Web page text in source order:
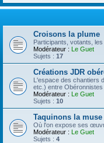
Croisons la plume
Participants, votants,
Modérateur : Le Guet
Sujets : 17
Créations JDR
L'espace des chantiers
etc.) entre Obéronnistes
Modérateur : Le Guet
Sujets : 10
Taquinons la muse
Où l'on expose ses
Modérateur : Le Guet
Sujets : 4